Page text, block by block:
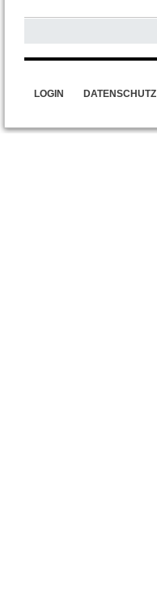
LOGIN DATENSCHUTZ